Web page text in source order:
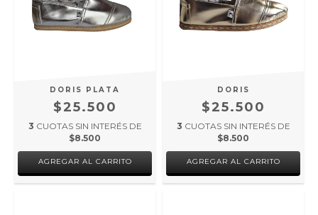
DORIS PLATA
$25.500
3 CUOTAS SIN INTERÉS DE
$8.500
AGREGAR AL CARRITO
DORIS
$25.500
3 CUOTAS SIN INTERÉS DE
$8.500
AGREGAR AL CARRITO